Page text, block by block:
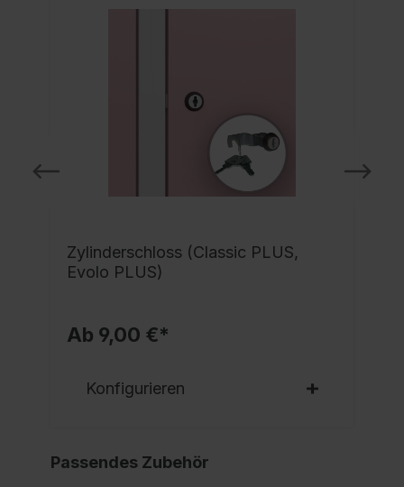
Zylinderschloss (Classic PLUS,
Evolo PLUS)
Ab 9,00 €*
Konfigurieren
Passendes Zubehör